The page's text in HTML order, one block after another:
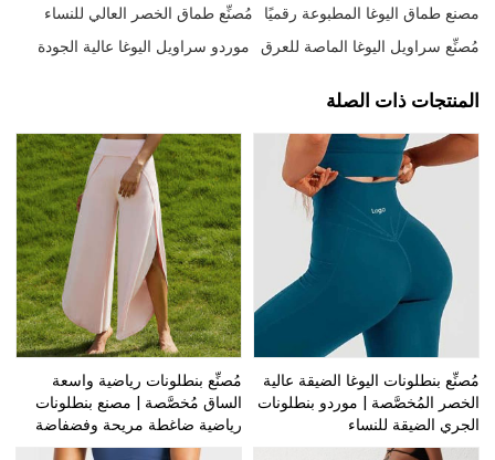
مصنع طماق اليوغا المطبوعة رقميًا مُصنِّع طماق الخصر العالي للنساء
مُصنِّع سراويل اليوغا الماصة للعرق موردو سراويل اليوغا عالية الجودة
المنتجات ذات الصلة
مُصنِّع بنطلونات اليوغا الضيقة عالية
الخصر المُخصَّصة | موردو بنطلونات
الجري الضيقة للنساء
مُصنِّع بنطلونات رياضية واسعة
الساق مُخصَّصة | مصنع بنطلونات
رياضية ضاغطة مريحة وفضفاضة